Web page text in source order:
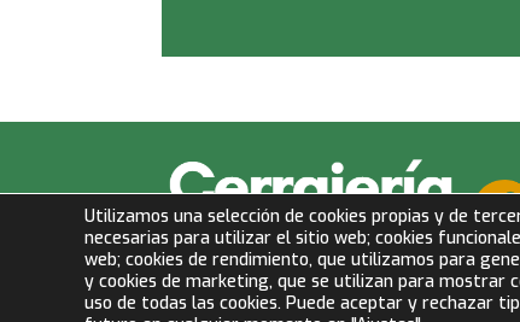
Utilizamos una selección de cookies propias y de
necesarias para utilizar el sitio web; cookies
web; cookies de rendimiento, que utilizamos para
y cookies de marketing, que se utilizan para mostrar
uso de todas las cookies. Puede aceptar y rechazar